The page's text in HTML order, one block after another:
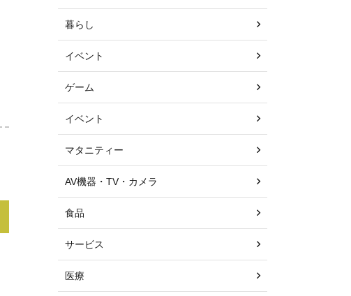
暮らし
イベント
ゲーム
イベント
マタニティー
AV機器・TV・カメラ
食品
サービス
医療